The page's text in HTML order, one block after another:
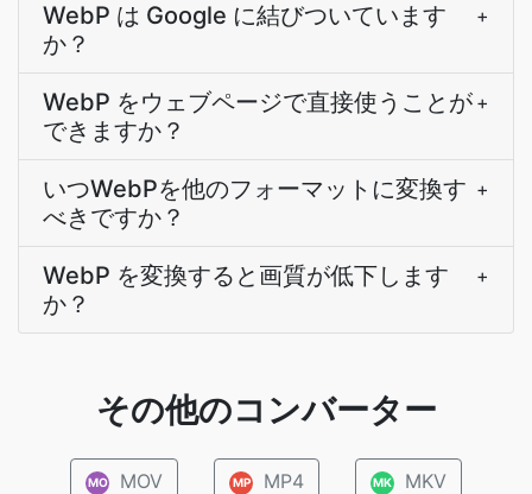
WebP は Google に結びついています
か？
+
WebP をウェブページで直接使うことが
できますか？
+
いつWebPを他のフォーマットに変換す
べきですか？
+
WebP を変換すると画質が低下します
か？
+
その他のコンバーター
MO MOV MP MP4 MK MKV